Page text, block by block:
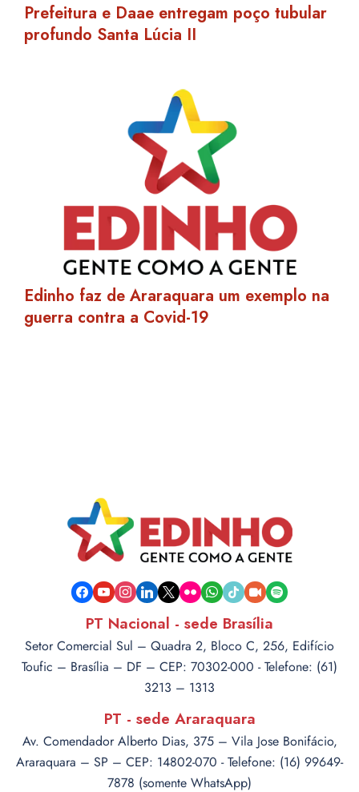
Prefeitura e Daae entregam poço tubular
profundo Santa Lúcia II
Edinho faz de Araraquara um exemplo na
guerra contra a Covid-19
facebook
youtubeinstagram
linkedin
x flickrwhatsapp
tiktokvideo-spotify
PT Nacional - sede Brasília
Setor Comercial Sul – Quadra 2, Bloco C, 256, Edifício
Toufic – Brasília – DF – CEP: 70302-000 - Telefone: (61)
3213 – 1313
PT - sede Araraquara
Av. Comendador Alberto Dias, 375 – Vila Jose Bonifácio,
Araraquara – SP – CEP: 14802-070 - Telefone: (16) 99649-
7878 (somente WhatsApp)